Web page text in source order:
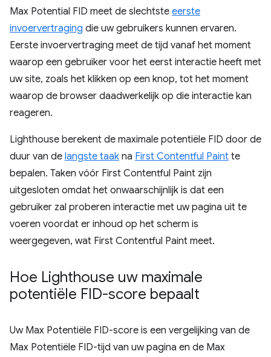
Max Potential FID meet de slechtste eerste
invoervertraging die uw gebruikers kunnen ervaren.
Eerste invoervertraging meet de tijd vanaf het moment
waarop een gebruiker voor het eerst interactie heeft met
uw site, zoals het klikken op een knop, tot het moment
waarop de browser daadwerkelijk op die interactie kan
reageren.
Lighthouse berekent de maximale potentiële FID door de
duur van de langste taak na First Contentful Paint te
bepalen. Taken vóór First Contentful Paint zijn
uitgesloten omdat het onwaarschijnlijk is dat een
gebruiker zal proberen interactie met uw pagina uit te
voeren voordat er inhoud op het scherm is
weergegeven, wat First Contentful Paint meet.
Hoe Lighthouse uw maximale
potentiële FID-score bepaalt
Uw Max Potentiële FID-score is een vergelijking van de
Max Potentiële FID-tijd van uw pagina en de Max